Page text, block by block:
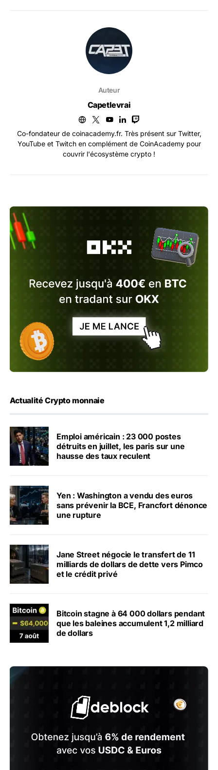
Auteur
Capetlevrai
Co-fondateur de coinacademy.fr. Très présent sur Twitter,
YouTube et Twitch en complément de CoinAcademy pour
couvrir l'écosystème crypto !
Actualité Crypto monnaie
Emploi américain : 23 000 postes
détruits en juillet, les paris sur une
hausse des taux reculent
Yen : Washington a vendu des euros
sans prévenir la BCE, Francfort dénonce
une rupture
Jane Street négocie le transfert de 11
milliards de dollars de dette vers Pimco
et le crédit privé
Bitcoin stagne à 64 000 dollars pendant
que les baleines accumulent 1,2 milliard
de dollars